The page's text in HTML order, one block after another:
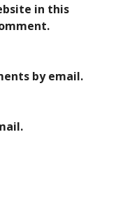
in this
by email.